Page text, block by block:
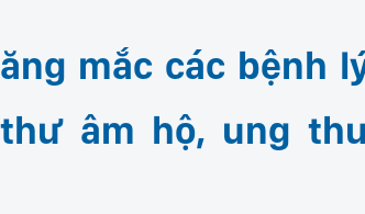
mắc các bệnh
âm hộ, ung